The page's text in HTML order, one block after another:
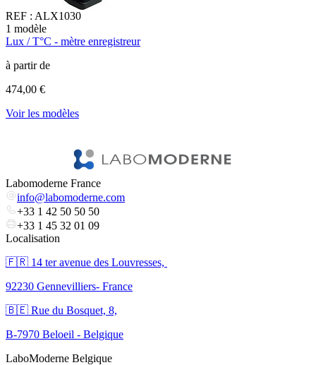
REF : ALX1030
1 modèle
Lux / T°C - mètre enregistreur
à partir de
474,00 €
Voir les modèles
Labomoderne France
info@labomoderne.com
+33 1 42 50 50 50
+33 1 45 32 01 09
Localisation
🇫🇷 ​14 ter avenue des Louvresses,
92230 Gennevilliers- France
🇧🇪 Rue du Bosquet, 8,
B-7970 Beloeil - Belgique
LaboModerne Belgique